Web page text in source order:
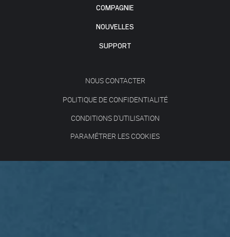
COMPAGNIE
NOUVELLES
SUPPORT
NOUS CONTACTER
POLITIQUE DE CONFIDENTIALITÉ
CONDITIONS D'UTILISATION
PARAMÉTRER LES COOKIES